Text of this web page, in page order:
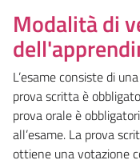
Modalità di
L’esame consiste di
prova scritta è
prova orale è
all’esame. La prova
ottiene una votazione